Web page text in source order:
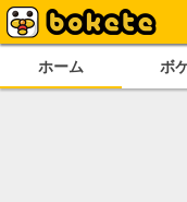
ホーム ボ